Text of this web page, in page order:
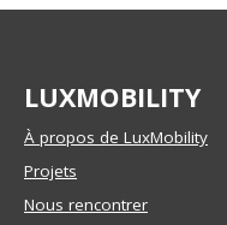
LUXMOBILITY
À propos de LuxMobility
Projets
Nous rencontrer